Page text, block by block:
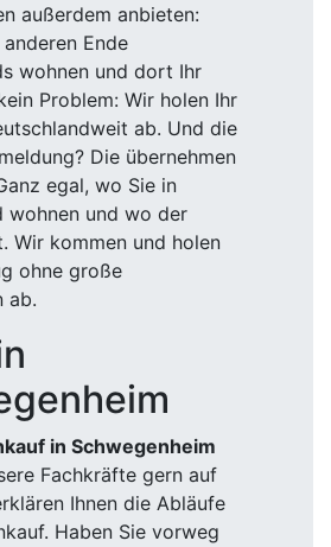
außerdem anbieten:
Ende
wohnen und dort Ihr
Problem: Wir holen Ihr
ab. Und die
Die übernehmen
egal, wo Sie in
wohnen und wo der
Wir kommen und holen
ohne große
ab.
in Schwegenheim
Fachkräfte gern auf
Ihnen die Abläufe
Haben Sie vorweg